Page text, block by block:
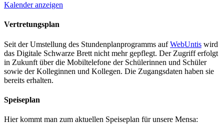
Kalender anzeigen
Vertretungsplan
Seit der Umstellung des Stundenplanprogramms aufWebUntis wird
das Digitale Schwarze Brett nicht mehr gepflegt. Der Zugriff erfolgt
in Zukunft über die Mobiltelefone der Schülerinnen und Schüler
sowie der Kolleginnen und Kollegen. Die Zugangsdaten haben sie
bereits erhalten.
Speiseplan
Hier kommt man zum aktuellen Speiseplan für unsere Mensa: